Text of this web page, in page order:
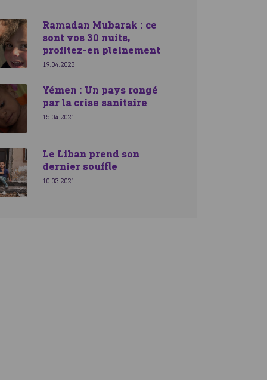
Ramadan Mubarak : ce
sont vos 30 nuits,
profitez-en pleinement
19.04.2023
Yémen : Un pays rongé
par la crise sanitaire
15.04.2021
Le Liban prend son
dernier souffle
10.03.2021